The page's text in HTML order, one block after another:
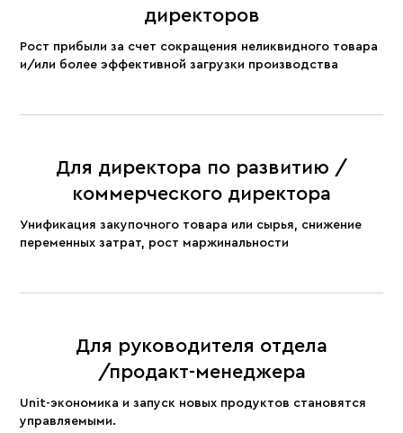
директоров
Рост прибыли за счет сокращения неликвидного товара
и/или более эффективной загрузки производства
Для директора по развитию /
коммерческого директора
Унификация закупочного товара или сырья, снижение
переменных затрат, рост маржинальности
Для руководителя отдела
/продакт-менеджера
Unit-экономика и запуск новых продуктов становятся
управляемыми.